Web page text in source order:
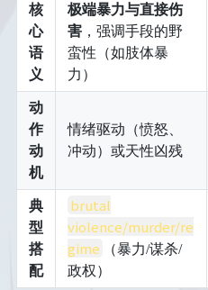
区域旅行套装
经济管理
高中
大学
文学
音乐
说说
番剧
赞赏
登录
核
心
语
义
极端暴力与直接伤
害，强调手段的野
蛮性（如肢体暴
力）
动
作
动
机
情绪驱动（愤怒、
冲动）或天性凶残
典
型
搭
配
brutal
violence/murder/re
gime
（暴力/谋杀/
政权）